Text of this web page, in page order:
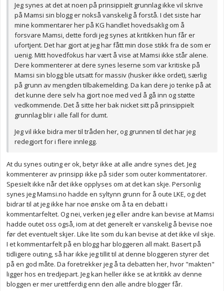
Jeg synes at det at noen på prinsippielt grunnlag ikke vil skrive
på Mamsi sin blogg er nokså vanskelig å forstå. I det siste har
mine kommentarer her på KG handlet hovedsaklig om å
forsvare Mamsi, dette fordi jeg synes at kritikken hun får er
ufortjent. Det har gjort at jeg har fått min dose stikk fra de som er
uenig. Mitt hovedfokus har vært å vise at Mamsi ikke står alene.
Dere kommenterer at dere synes leserne som var kritiske på
Mamsi sin blogg ble utsatt for massiv (husker ikke ordet), særlig
på grunn av mengden tilbakemelding. Da kan dere jo tenke på at
det kunne dere selv ha gjort noe med ved å gå inn og støtte
vedkommende. Det å sitte her bak nicket sitt på prinsippielt
grunnlag blir i alle fall for dumt.
Jeg vil ikke bidra mer til tråden her, og grunnen til det har jeg
redegjort for i flere innlegg.
At du synes outing er ok, betyr ikke at alle andre synes det. Jeg
kommenterer av prinsipp ikke på sider som outer kommentatorer.
Spesielt ikke når det ikke opplyses om at det kan skje. Personlig
synes jeg Mamsi.no hadde en syltynn grunn for å oute LKE, og det
bidrar til at jeg ikke har noe ønske om å ta en debatt i
kommentarfeltet. Og nei, verken jeg eller andre kan bevise at Mamsi
hadde outet oss også, iom at det generelt er vanskelig å bevise noe
før det eventuelt skjer. Like lite som du kan bevise at det ikke vil skje.
I et kommentarfelt på en blogg har bloggeren all makt. Basert på
tidligere outing, så har ikke jeg tillit til at denne bloggeren styrer det
på en god måte. Da foretrekker jeg å ta debatten her, hvor "makten"
ligger hos en tredjepart. Jeg kan heller ikke se at kritikk av denne
bloggen er mer urettferdig enn den alle andre blogger får.